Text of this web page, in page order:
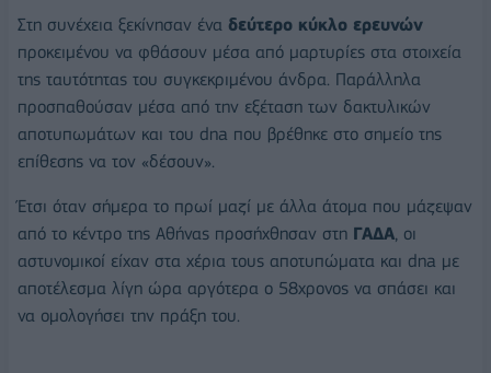
Στη συνέχεια ξεκίνησαν ένα δεύτερο κύκλο ερευνών
προκειμένου να φθάσουν μέσα από μαρτυρίες στα στοιχεία
της ταυτότητας του συγκεκριμένου άνδρα. Παράλληλα
προσπαθούσαν μέσα από την εξέταση των δακτυλικών
αποτυπωμάτων και του dna που βρέθηκε στο σημείο της
επίθεσης να τον «δέσουν».
Έτσι όταν σήμερα το πρωί μαζί με άλλα άτομα που μάζεψαν
από το κέντρο της Αθήνας προσήχθησαν στη ΓΑΔΑ, οι
αστυνομικοί είχαν στα χέρια τους αποτυπώματα και dna με
αποτέλεσμα λίγη ώρα αργότερα ο 58χρονος να σπάσει και
να ομολογήσει την πράξη του.